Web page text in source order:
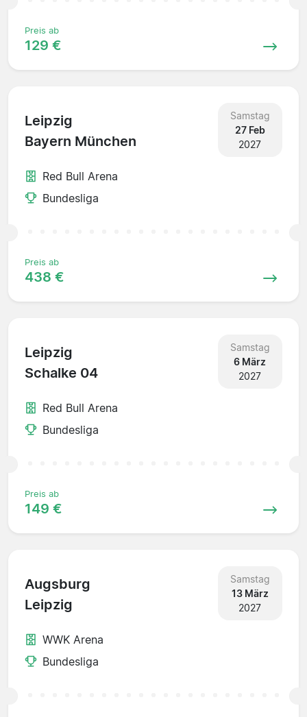
Preis ab
129 €
Leipzig
Bayern München
Samstag
27 Feb
2027
Red Bull Arena
Bundesliga
Preis ab
438 €
Leipzig
Schalke 04
Samstag
6 März
2027
Red Bull Arena
Bundesliga
Preis ab
149 €
Augsburg
Leipzig
Samstag
13 März
2027
WWK Arena
Bundesliga